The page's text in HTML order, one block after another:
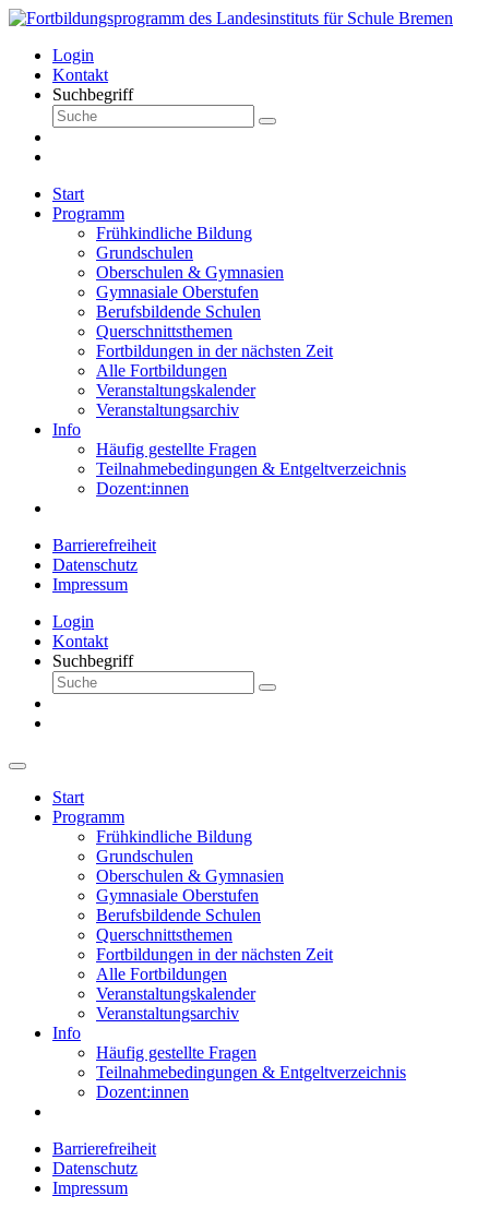
Login
Kontakt
Suchbegriff
Start
Programm
Frühkindliche Bildung
Grundschulen
Oberschulen & Gymnasien
Gymnasiale Oberstufen
Berufsbildende Schulen
Querschnittsthemen
Fortbildungen in der nächsten Zeit
Alle Fortbildungen
Veranstaltungskalender
Veranstaltungsarchiv
Info
Häufig gestellte Fragen
Teilnahmebedingungen & Entgeltverzeichnis
Dozent:innen
Barrierefreiheit
Datenschutz
Impressum
Login
Kontakt
Suchbegriff
Start
Programm
Frühkindliche Bildung
Grundschulen
Oberschulen & Gymnasien
Gymnasiale Oberstufen
Berufsbildende Schulen
Querschnittsthemen
Fortbildungen in der nächsten Zeit
Alle Fortbildungen
Veranstaltungskalender
Veranstaltungsarchiv
Info
Häufig gestellte Fragen
Teilnahmebedingungen & Entgeltverzeichnis
Dozent:innen
Barrierefreiheit
Datenschutz
Impressum